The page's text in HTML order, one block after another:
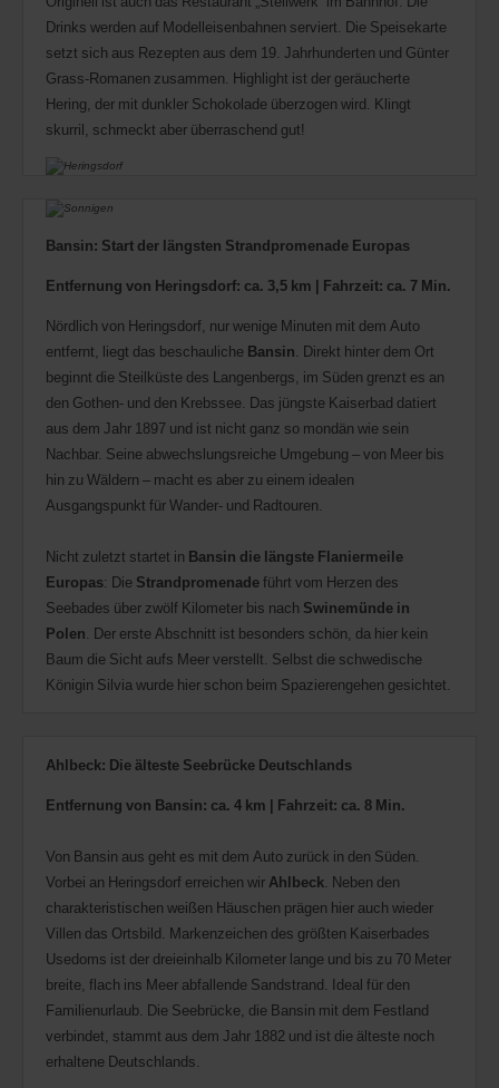
Drinks werden auf Modelleisenbahnen serviert. Die Speisekarte
setzt sich aus Rezepten aus dem 19. Jahrhunderten und Günter
Grass-Romanen zusammen. Highlight ist der geräucherte
Hering, der mit dunkler Schokolade überzogen wird. Klingt
skurril, schmeckt aber überraschend gut!
Bansin: Start der längsten Strandpromenade Europas
Entfernung von Heringsdorf: ca. 3,5 km | Fahrzeit: ca. 7 Min.
Nördlich von Heringsdorf, nur wenige Minuten mit dem Auto
entfernt, liegt das beschauliche Bansin. Direkt hinter dem Ort
beginnt die Steilküste des Langenbergs, im Süden grenzt es an
den Gothen- und den Krebssee. Das jüngste Kaiserbad datiert
aus dem Jahr 1897 und ist nicht ganz so mondän wie sein
Nachbar. Seine abwechslungsreiche Umgebung – von Meer bis
hin zu Wäldern – macht es aber zu einem idealen
Ausgangspunkt für Wander- und Radtouren.
Nicht zuletzt startet in Bansin die längste Flaniermeile
Europas: Die Strandpromenadeführt vom Herzen des
Seebades über zwölf Kilometer bis nach Swinemünde in
Polen. Der erste Abschnitt ist besonders schön, da hier kein
Baum die Sicht aufs Meer verstellt. Selbst die schwedische
Königin Silvia wurde hier schon beim Spazierengehen gesichtet.
Ahlbeck: Die älteste Seebrücke Deutschlands
Entfernung von Bansin: ca. 4 km | Fahrzeit: ca. 8 Min.
Von Bansin aus geht es mit dem Auto zurück in den Süden.
Vorbei an Heringsdorf erreichen wirAhlbeck. Neben den
charakteristischen weißen Häuschen prägen hier auch wieder
Villen das Ortsbild. Markenzeichen des größten Kaiserbades
Usedoms ist der dreieinhalb Kilometer lange und bis zu 70 Meter
breite, flach ins Meer abfallende Sandstrand. Ideal für den
Familienurlaub. Die Seebrücke, die Bansin mit dem Festland
verbindet, stammt aus dem Jahr 1882 und ist die älteste noch
erhaltene Deutschlands.